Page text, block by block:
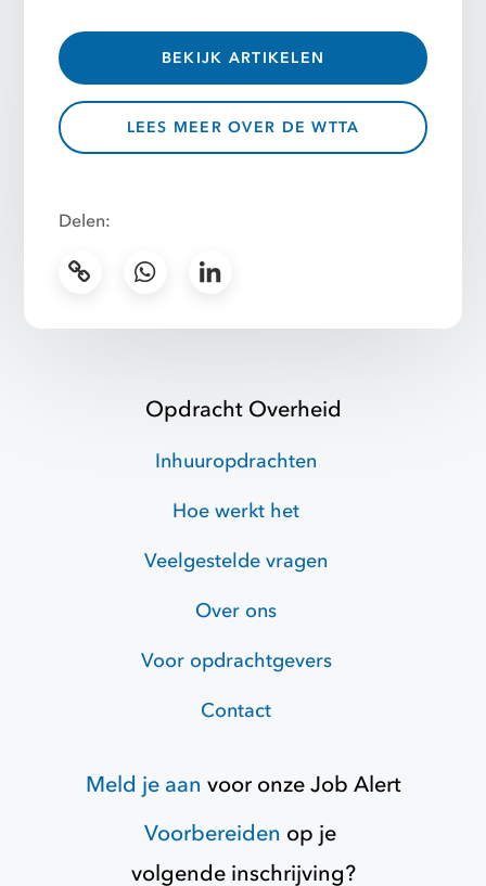
BEKIJK ARTIKELEN
LEES MEER OVER DE WTTA
Delen:
Opdracht Overheid
Inhuuropdrachten
Hoe werkt het
Veelgestelde vragen
Over ons
Voor opdrachtgevers
Contact
Meld je aan voor onzeJob Alert
Voorbereiden op je
volgende inschrijving?